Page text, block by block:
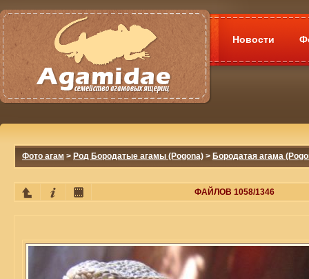
Новости
Фото агам > Род Бородатые агамы (Pogona) > Бородатая агама
ФАЙЛОВ 1058/1346